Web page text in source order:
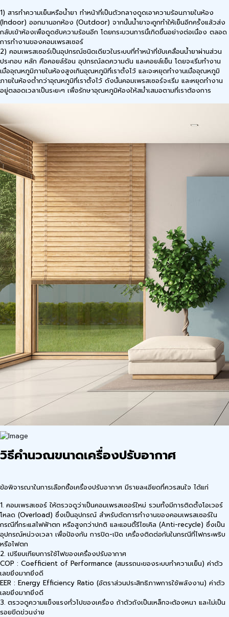
1) สารทำความเย็นหรือน้ำยา ทำหน้าที่เป็นตัวกลางดูดเอาความร้อนภายในห้อง
(Indoor) ออกมานอกห้อง (Outdoor) จากนั้นน้ำยาจะถูกทำให้เย็นอีกครั้งแล้วส่ง
กลับเข้าห้องเพื่อดูดซับความร้อนอีก โดยกระบวนการนี้เกิดขึ้นอย่างต่อเนื่อง ตลอด
การทำงานของคอมเพรสเซอร์
2) คอมเพรสเซอร์เป็นอุปกรณ์ชนิดเดียวในระบบที่ทำหน้าที่ขับเคลื่อนน้ำยาผ่านส่วน
ประกอบ หลัก คือคอยล์ร้อน อุปกรณ์ลดความดัน และคอยล์เย็น โดยจะเริ่มทำงาน
เมื่ออุณหภูมิภายในห้องสูงเกินอุณหภูมิที่เราตั้งไว้ และจะหยุดทำงานเมื่ออุณหภูมิ
ภายในห้องต่ำกว่าอุณหภูมิที่เราตั้งไว้ ดังนั้นคอมเพรสเซอร์จะเริ่ม และหยุดทำงาน
อยู่ตลอดเวลาเป็นระยะๆ เพื่อรักษาอุณหภูมิห้องให้สม่ำเสมอตามที่เราต้องการ
วิธีคำนวณขนาดเครื่องปรับอากาศ
ข้อพิจารณาในการเลือกซื้อเครื่องปรับอากาศ มีรายละเอียดที่ควรสนใจ ได้แก่
1. คอมเพรสเซอร์ ให้ตรวจดูว่าเป็นคอมเพรสเซอร์ใหม่ รวมทั้งมีการติดตั้งโอเวอร์
โหลด (Overload) ซึ่งเป็นอุปกรณ์ สำหรับตัดการทำงานของคอมเพรสเซอร์ใน
กรณีที่กระแสไฟฟ้าตก หรือสูงกว่าปกติ และแอนตี้รีไซเคิล (Anti-recycle) ซึ่งเป็น
อุปกรณ์หน่วงเวลา เพื่อป้องกัน การปิด-เปิด เครื่องติดต่อกันในกรณีที่ไฟกระพริบ
หรือไฟตก
2. เปรียบเทียบการใช้ไฟของเครื่องปรับอากาศ
COP : Coefficient of Performance (สมรรถนะของระบบทำความเย็น) ค่าตัว
เลขยิ่งมากยิ่งดี
EER : Energy Efficiency Ratio (อัตราส่วนประสิทธิภาพการใช้พลังงาน) ค่าตัว
เลขยิ่งมากยิ่งดี
3. ตรวจดูความแข็งแรงทั่วไปของเครื่อง ถ้าตัวถังเป็นเหล็กจะต้องหนา และไม่เป็น
รอยขีดข่วนง่าย